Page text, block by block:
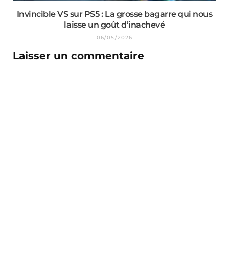
Invincible VS sur PS5 : La grosse bagarre qui nous
laisse un goût d’inachevé
06/05/2026
Laisser un commentaire